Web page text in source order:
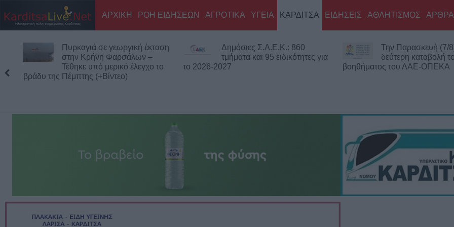
ΑΡΧΙΚΗ ΡΟΗ ΕΙΔΗΣΕΩΝ ΑΓΡΟΤΙΚΑ ΥΓΕΙΑ ΚΑΡΔΙΤΣΑ ΕΙΔΗΣΕΙΣ ΑΘΛΗΤΙΣΜΟΣ ΑΡΘΡΑ
Δημόσιες Σ.Α.Ε.Κ.: 860
τμήματα και 95 ειδικότητες για
το 2026-2027
Την Παρασκευή (7/8) η
δεύτερη καταβολή του
βοηθήματος του ΛΑΕ-ΟΠΕΚΑ
Νεκρός 75χρονος σε
περιοχή του
Πιθανό παθολογικό αίτιο